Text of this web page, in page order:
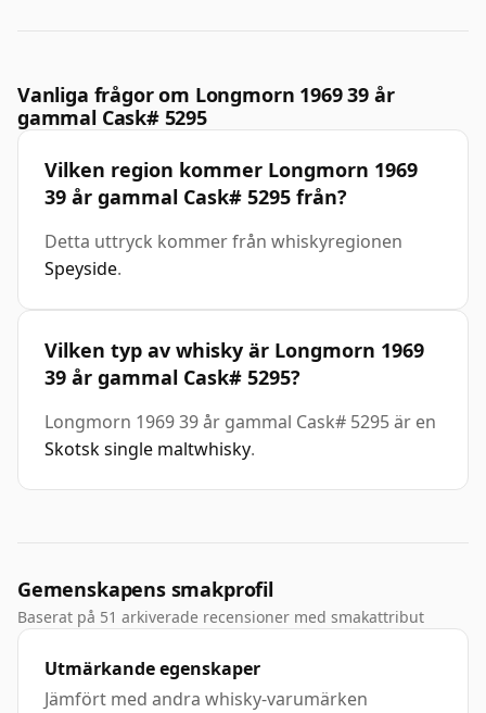
Vanliga frågor om Longmorn 1969 39 år
gammal Cask# 5295
Vilken region kommer Longmorn 1969
39 år gammal Cask# 5295 från?
Detta uttryck kommer från whiskyregionen
Speyside.
Vilken typ av whisky är Longmorn 1969
39 år gammal Cask# 5295?
Longmorn 1969 39 år gammal Cask# 5295 är en
Skotsk single maltwhisky.
Gemenskapens smakprofil
Baserat på 51 arkiverade recensioner med smakattribut
Utmärkande egenskaper
Jämfört med andra whisky-varumärken